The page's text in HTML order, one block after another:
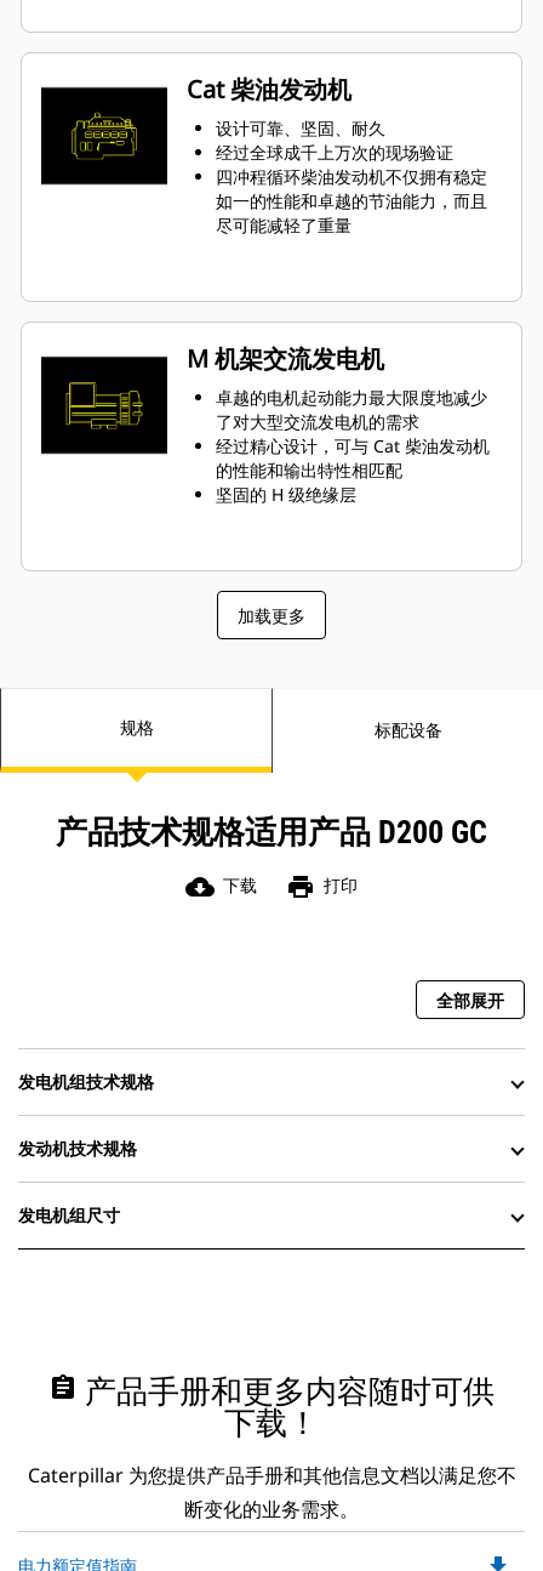
Cat 柴油发动机
设计可靠、坚固、耐久
经过全球成千上万次的现场验证
四冲程循环柴油发动机不仅拥有稳定
如一的性能和卓越的节油能力，而且
尽可能减轻了重量
M 机架交流发电机
卓越的电机起动能力最大限度地减少
了对大型交流发电机的需求
经过精心设计，可与 Cat 柴油发动机
的性能和输出特性相匹配
坚固的 H 级绝缘层
加载更多
规格 标配设备
产品技术规格适用产品 D200 GC
cloud_download 下载 print 打印
全部展开
发电机组技术规格
发动机技术规格
发电机组尺寸
assignment 产品手册和更多内容随时可供
下载！
Caterpillar 为您提供产品手册和其他信息文档以满足您不
断变化的业务需求。
电力额定值指南